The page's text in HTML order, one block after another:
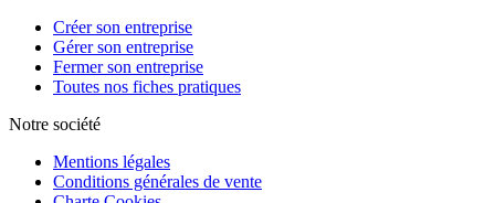
Créer son entreprise
Gérer son entreprise
Fermer son entreprise
Toutes nos fiches pratiques
Notre société
Mentions légales
Conditions générales de vente